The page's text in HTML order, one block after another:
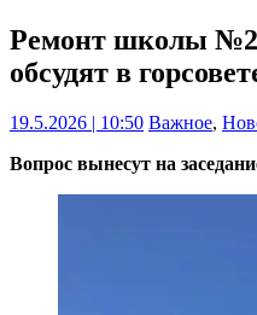
Ремонт школы
обсудят в
19.5.2026 | 10:50 Важное,
Вопрос вынесут на